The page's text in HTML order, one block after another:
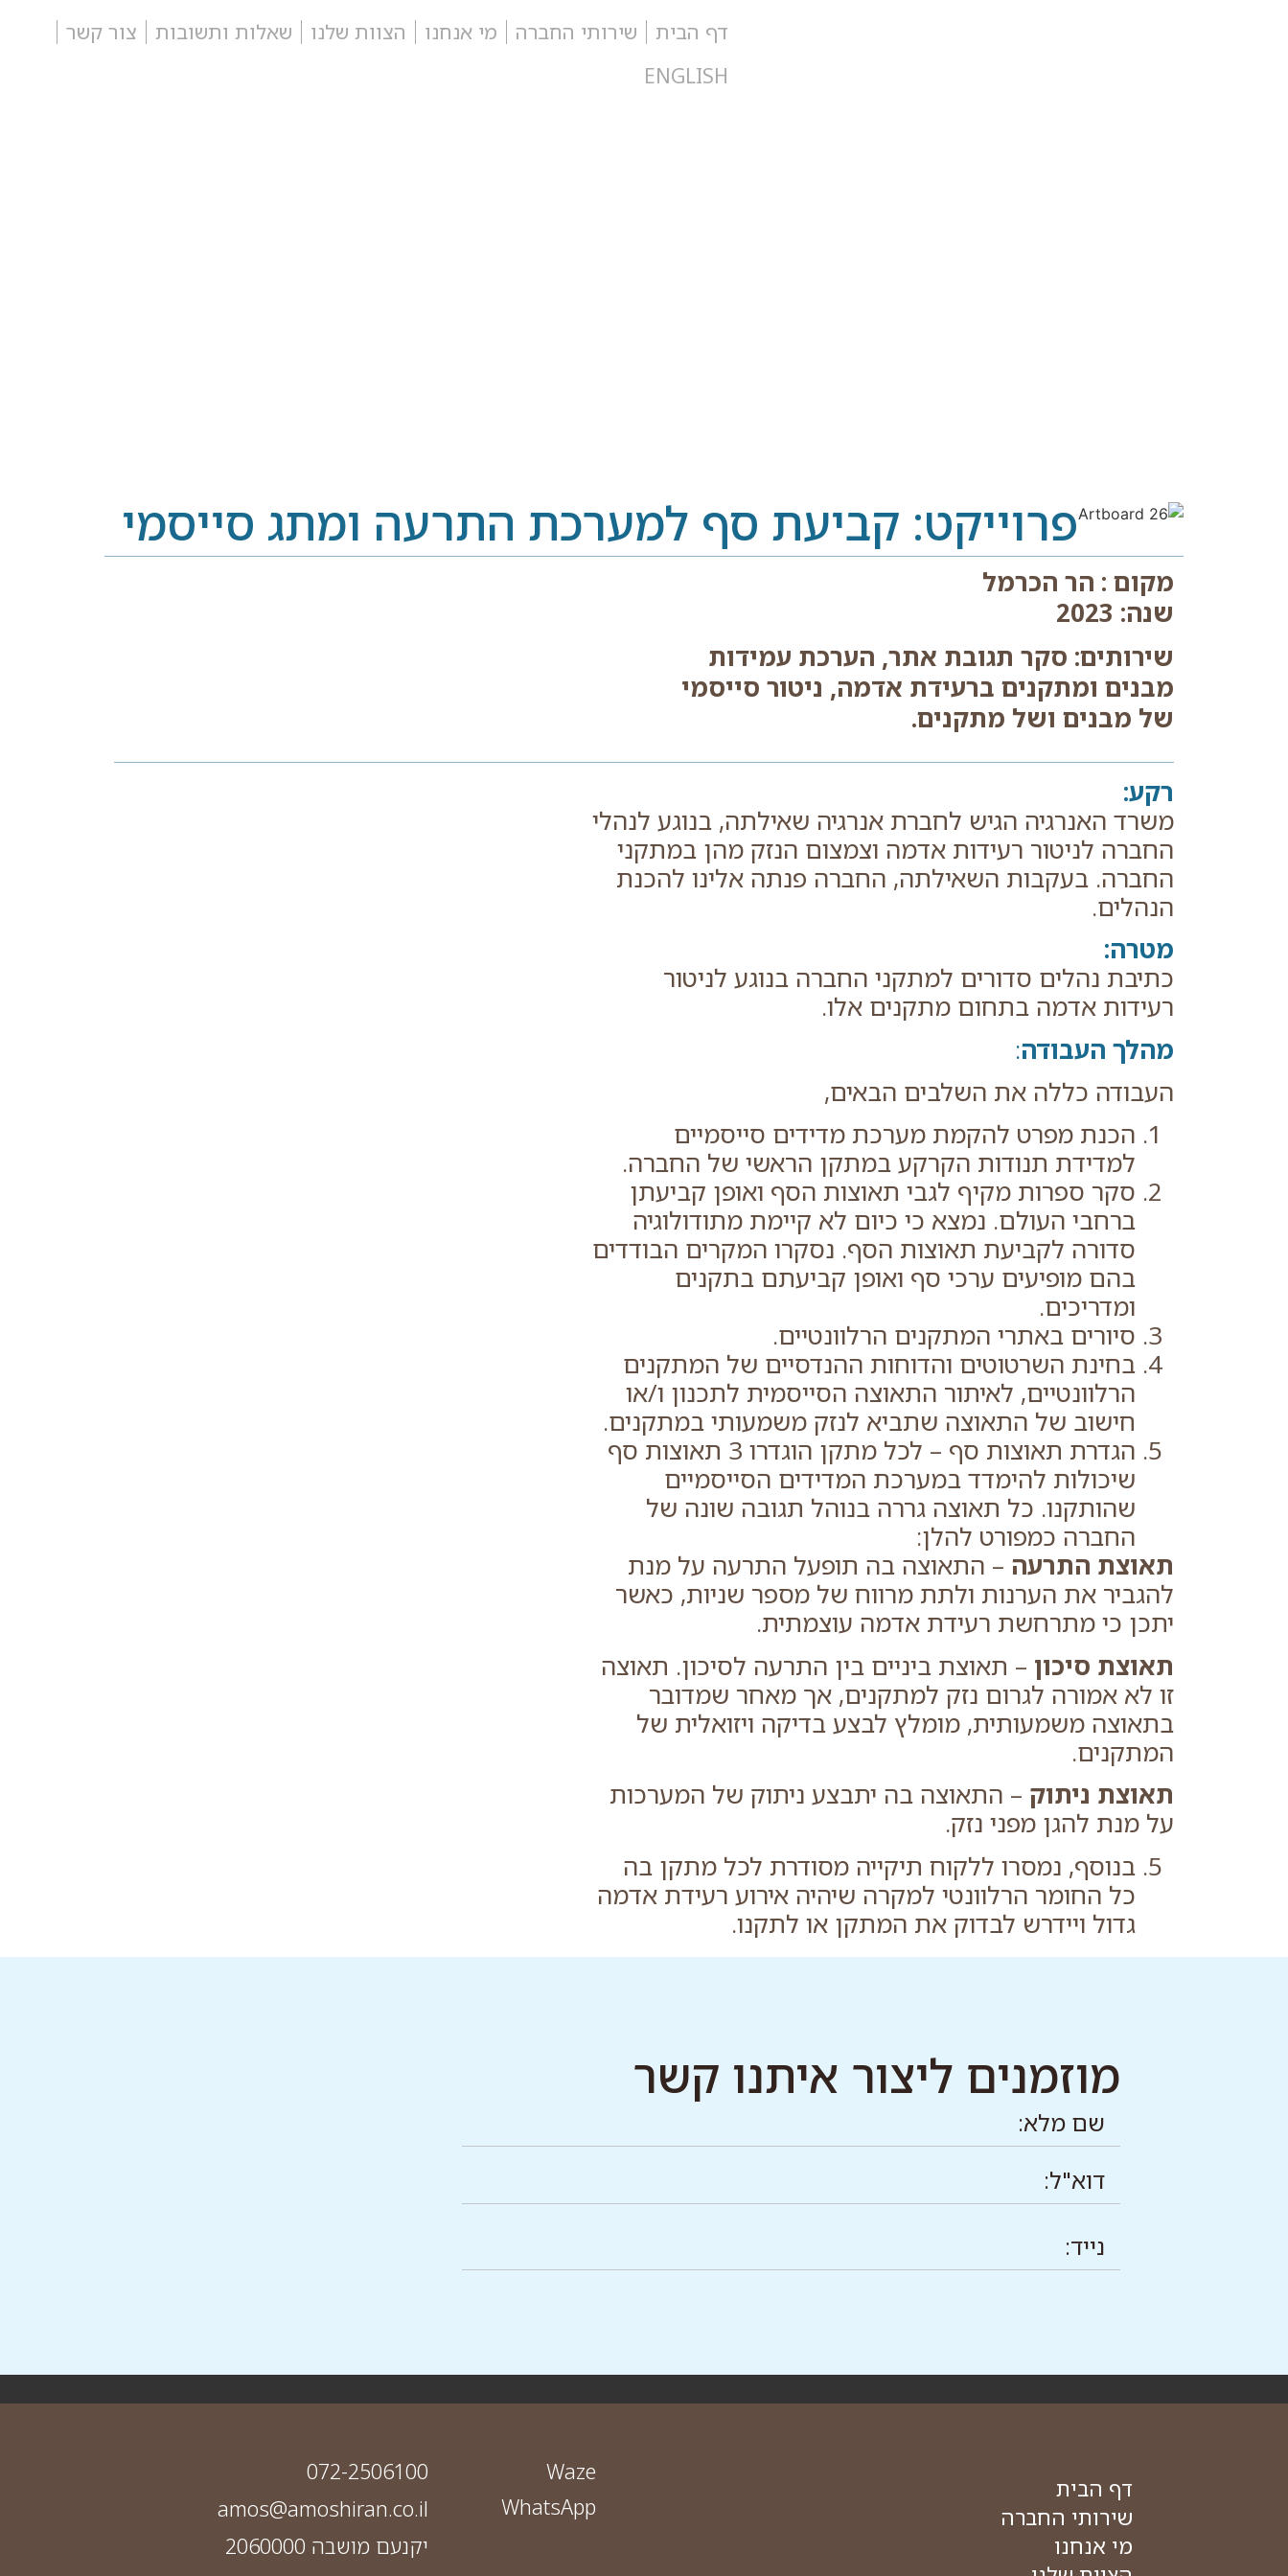
דף הבית שירותי החברה מי אנחנו הצוות שלנו שאלות ותשובות
צור קשר
ENGLISH
פרוייקט: קביעת סף למערכת התרעה ומתג סייסמי
מקום : הר הכרמל
שנה: 2023
שירותים: סקר תגובת אתר, הערכת עמידות
מבנים ומתקנים ברעידת אדמה, ניטור סייסמי
של מבנים ושל מתקנים.
רקע:
משרד האנרגיה הגיש לחברת אנרגיה שאילתה, בנוגע לנהלי
החברה לניטור רעידות אדמה וצמצום הנזק מהן במתקני
החברה. בעקבות השאילתה, החברה פנתה אלינו להכנת
הנהלים.
מטרה:
כתיבת נהלים סדורים למתקני החברה בנוגע לניטור
רעידות אדמה בתחום מתקנים אלו.
מהלך העבודה:
העבודה כללה את השלבים הבאים,
הכנת מפרט להקמת מערכת מדידים סייסמיים
למדידת תנודות הקרקע במתקן הראשי של החברה.
סקר ספרות מקיף לגבי תאוצות הסף ואופן קביעתן
ברחבי העולם. נמצא כי כיום לא קיימת מתודולוגיה
סדורה לקביעת תאוצות הסף. נסקרו המקרים הבודדים
בהם מופיעים ערכי סף ואופן קביעתם בתקנים
ומדריכים.
סיורים באתרי המתקנים הרלוונטיים.
בחינת השרטוטים והדוחות ההנדסיים של המתקנים
הרלוונטיים, לאיתור התאוצה הסייסמית לתכנון ו/או
חישוב של התאוצה שתביא לנזק משמעותי במתקנים.
הגדרת תאוצות סף – לכל מתקן הוגדרו 3 תאוצות סף
שיכולות להימדד במערכת המדידים הסייסמיים
שהותקנו. כל תאוצה גררה בנוהל תגובה שונה של
החברה כמפורט להלן:
תאוצת התרעה – התאוצה בה תופעל התרעה על מנת
להגביר את הערנות ולתת מרווח של מספר שניות, כאשר
יתכן כי מתרחשת רעידת אדמה עוצמתית.
תאוצת סיכון – תאוצת ביניים בין התרעה לסיכון. תאוצה
זו לא אמורה לגרום נזק למתקנים, אך מאחר שמדובר
בתאוצה משמעותית, מומלץ לבצע בדיקה ויזואלית של
המתקנים.
תאוצת ניתוק – התאוצה בה יתבצע ניתוק של המערכות
על מנת להגן מפני נזק.
בנוסף, נמסרו ללקוח תיקייה מסודרת לכל מתקן בה
כל החומר הרלוונטי למקרה שיהיה אירוע רעידת אדמה
גדול ויידרש לבדוק את המתקן או לתקנו.
מוזמנים ליצור איתנו קשר
דף הבית
שירותי החברה
מי אנחנו
Waze
WhatsApp
072-2506100
amos@amoshiran.co.il
יקנעם מושבה 2060000